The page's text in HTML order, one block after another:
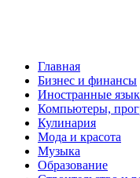
Главная
Бизнес и финансы
Иностранные
Компьютеры,
Кулинария
Мода и красота
Музыка
Образование